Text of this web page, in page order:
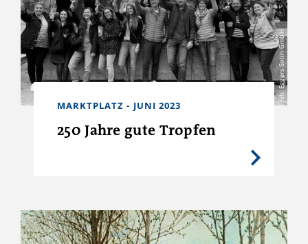
Joh. Eggers Sohn GmbH
MARKTPLATZ - JUNI 2023
250 Jahre gute Tropfen